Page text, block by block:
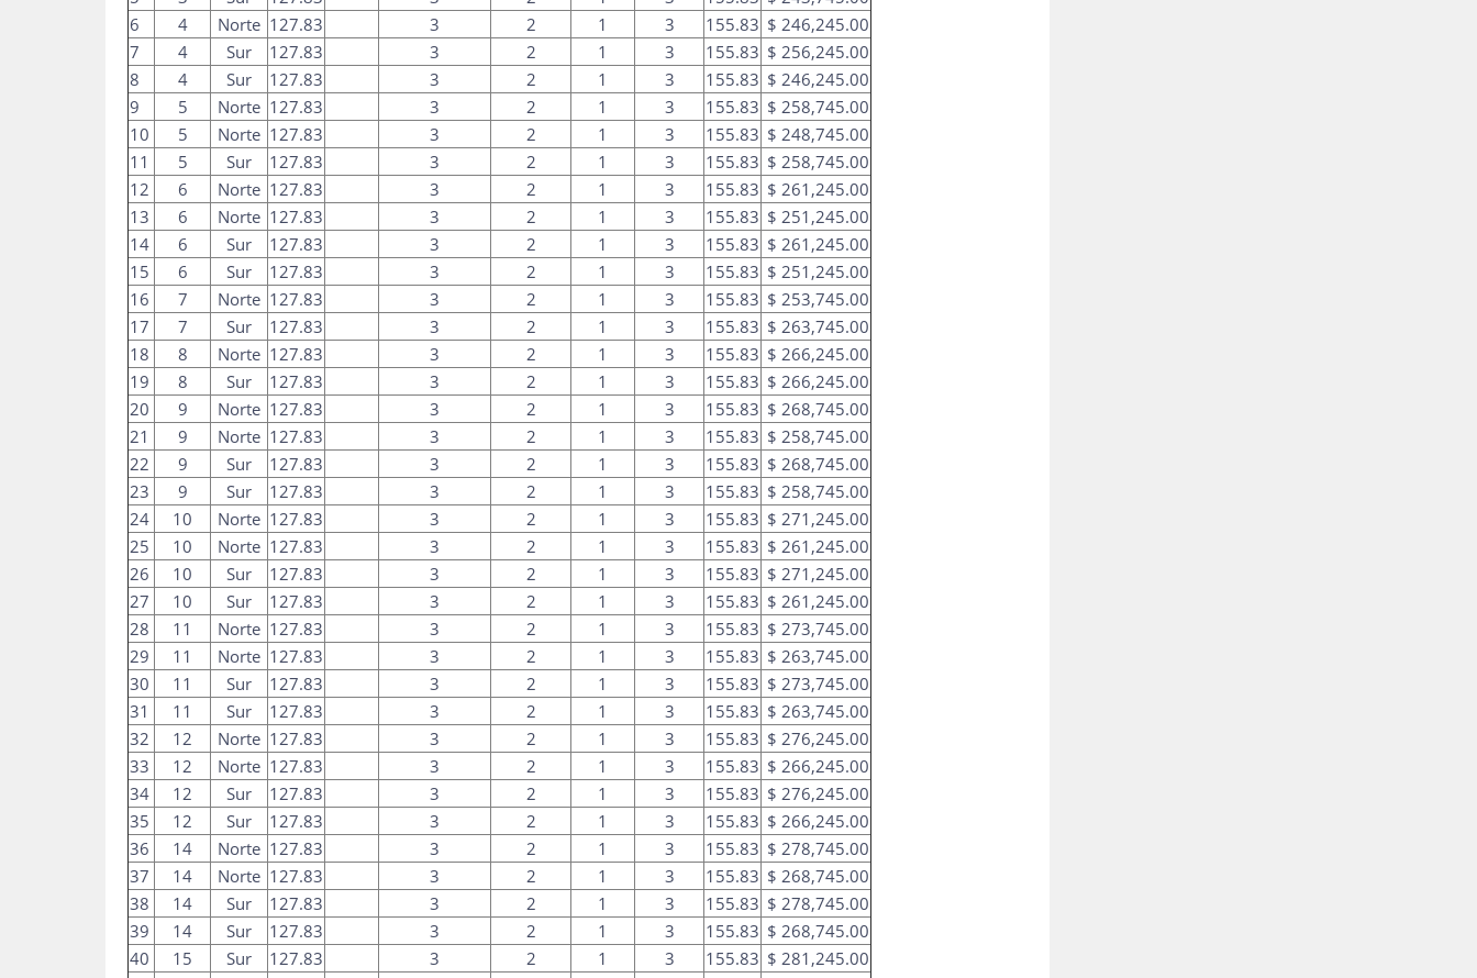
6
4 Norte 127.83 3 2 1 3 155.83 $ 246,245.00
7
4 Sur 127.83 3 2 1 3 155.83 $ 256,245.00
8
4 Sur 127.83 3 2 1 3 155.83 $ 246,245.00
9
5 Norte 127.83 3 2 1 3 155.83 $ 258,745.00
10
5 Norte 127.83 3 2 1 3 155.83 $ 248,745.00
11
5 Sur 127.83 3 2 1 3 155.83 $ 258,745.00
12
6 Norte 127.83 3 2 1 3 155.83 $ 261,245.00
13
6 Norte 127.83 3 2 1 3 155.83 $ 251,245.00
14
6 Sur 127.83 3 2 1 3 155.83 $ 261,245.00
15
6 Sur 127.83 3 2 1 3 155.83 $ 251,245.00
16
7 Norte 127.83 3 2 1 3 155.83 $ 253,745.00
17
7 Sur 127.83 3 2 1 3 155.83 $ 263,745.00
18
8 Norte 127.83 3 2 1 3 155.83 $ 266,245.00
19
8 Sur 127.83 3 2 1 3 155.83 $ 266,245.00
20
9 Norte 127.83 3 2 1 3 155.83 $ 268,745.00
21
9 Norte 127.83 3 2 1 3 155.83 $ 258,745.00
22
9 Sur 127.83 3 2 1 3 155.83 $ 268,745.00
23
9 Sur 127.83 3 2 1 3 155.83 $ 258,745.00
24
10 Norte 127.83 3 2 1 3 155.83 $ 271,245.00
25
10 Norte 127.83 3 2 1 3 155.83 $ 261,245.00
26
10 Sur 127.83 3 2 1 3 155.83 $ 271,245.00
27
10 Sur 127.83 3 2 1 3 155.83 $ 261,245.00
28
11 Norte 127.83 3 2 1 3 155.83 $ 273,745.00
29
11 Norte 127.83 3 2 1 3 155.83 $ 263,745.00
30
11 Sur 127.83 3 2 1 3 155.83 $ 273,745.00
31
11 Sur 127.83 3 2 1 3 155.83 $ 263,745.00
32
12 Norte 127.83 3 2 1 3 155.83 $ 276,245.00
33
12 Norte 127.83 3 2 1 3 155.83 $ 266,245.00
34
12 Sur 127.83 3 2 1 3 155.83 $ 276,245.00
35
12 Sur 127.83 3 2 1 3 155.83 $ 266,245.00
36
14 Norte 127.83 3 2 1 3 155.83 $ 278,745.00
37
14 Norte 127.83 3 2 1 3 155.83 $ 268,745.00
38
14 Sur 127.83 3 2 1 3 155.83 $ 278,745.00
39
14 Sur 127.83 3 2 1 3 155.83 $ 268,745.00
40
15 Sur 127.83 3 2 1 3 155.83 $ 281,245.00